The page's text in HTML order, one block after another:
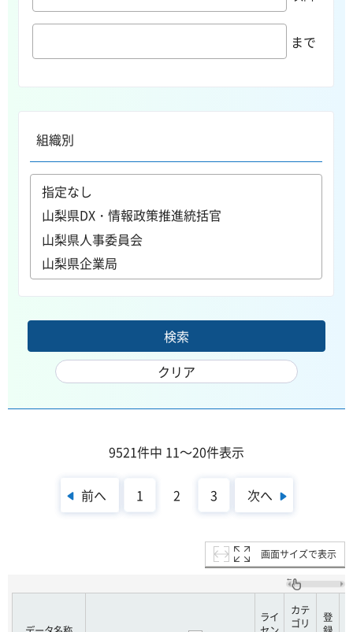
まで
組織別
9521件中 11～20件表示
前へ 1 2 3 次へ
画面サイズで表示
ライ
カテ
ゴリ
登